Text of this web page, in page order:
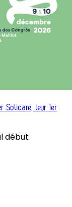
Solicare, leur 1er
début